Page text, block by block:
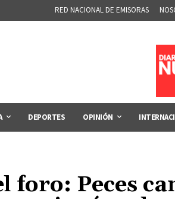
RED NACIONAL DE EMISORAS
DEPORTES OPINIÓN
foro: Peces